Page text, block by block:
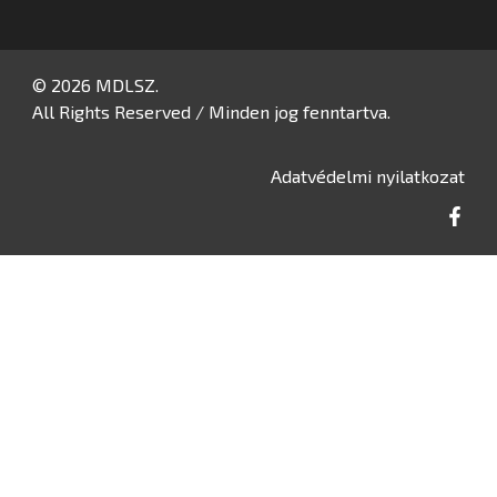
© 2026 MDLSZ.
All Rights Reserved / Minden jog fenntartva.
Adatvédelmi nyilatkozat